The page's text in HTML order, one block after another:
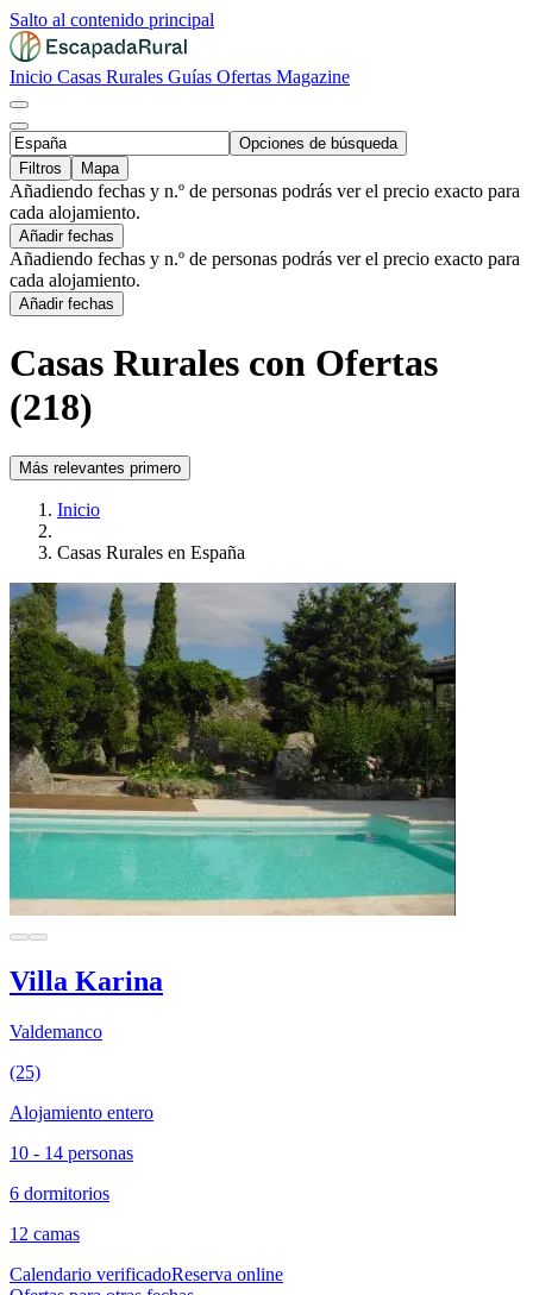
Salto al contenido principal
Inicio Casas Rurales Guías Ofertas Magazine
Opciones de búsqueda
Filtros
Mapa
Añadiendo fechas y n.º de personas podrás ver el precio exacto para
cada alojamiento.
Añadir fechas
Añadiendo fechas y n.º de personas podrás ver el precio exacto para
cada alojamiento.
Añadir fechas
Casas Rurales con Ofertas
(218)
Más relevantes primero
Inicio
Casas Rurales en España
Villa Karina
Valdemanco
(25)
Alojamiento entero
10 - 14 personas
6 dormitorios
12 camas
Calendario verificadoReserva online